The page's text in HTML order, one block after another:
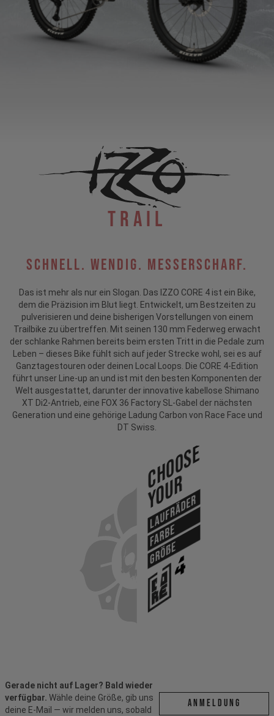
Trail
Schnell. Wendig. Messerscharf.
Das ist mehr als nur ein Slogan. Das IZZO CORE 4 ist ein Bike,
dem die Präzision im Blut liegt. Entwickelt, um Bestzeiten zu
pulverisieren und deine bisherigen Vorstellungen von einem
Trailbike zu übertreffen. Mit seinen 130 mm Federweg erwacht
der schlanke Rahmen bereits beim ersten Tritt in die Pedale zum
Leben – dieses Bike fühlt sich auf jeder Strecke wohl, sei es auf
Ganztagestouren oder deinen Local Loops. Die CORE 4-Edition
führt unser Line-up an und ist mit den besten Komponenten der
Welt ausgestattet, darunter der innovative kabellose Shimano
XT Di2-Antrieb, eine FOX 36 Factory SL-Gabel der nächsten
Generation und eine gehörige Ladung Carbon von Race Face und
DT Swiss.
Choose
Your
Laufräder
Farbe
Größe
Gerade nicht auf Lager? Bald wieder
verfügbar. Wähle deine Größe, gib uns
deine E-Mail — wir melden uns, sobald
ANMELDUNG